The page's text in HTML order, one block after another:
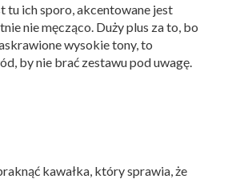
tu ich sporo, akcentowane jest
nie męcząco. Duży plus za to, bo
wysokie tony, to
by nie brać zestawu pod uwagę.
kawałka, który sprawia, że